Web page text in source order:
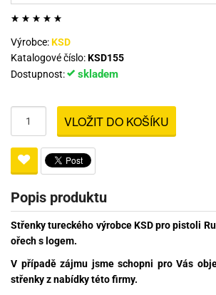
Výrobce:KSD
Katalogové číslo:KSD155
Dostupnost:
skladem
VLOŽIT DO KOŠÍKU
Popis produktu
Střenky tureckého výrobce KSD pro pistoli
ořech s logem.
V případě zájmu jsme schopni pro Vás
střenky z nabídky této firmy.